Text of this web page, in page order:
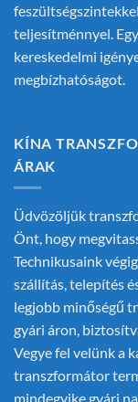
teljesítménnyel.
kereskedelmi
megbízhatóságot.
KÍNA
ÁRAK
Üdvözöljük
Önt, hogy
Technikusaink
szállítás, telepítés
legjobb minőségű
gyári áron,
Vegye fel velünk a
transzformátor
mindegyike gyári